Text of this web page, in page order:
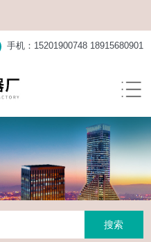
手机：15201900748 18915680901